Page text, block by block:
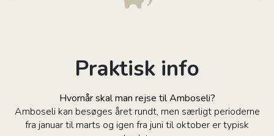
Praktisk info
Hvornår skal man rejse til Amboseli?
Amboseli kan besøges året rundt, men særligt perioderne
fra januar til marts og igen fra juni til oktober er typisk